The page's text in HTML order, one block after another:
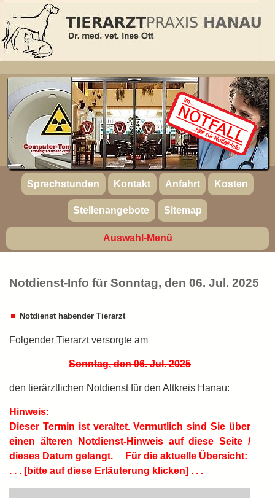
Sprechstunden Kontakt Anfahrt Kosten
Stellenangebote Sitemap
Auswahl-Menü
Notdienst-Info für Sonntag, den 06. Jul. 2025
Notdienst habender Tierarzt
Folgender Tierarzt versorgte am
Sonntag, den 06. Jul. 2025
den tierärztlichen Notdienst für den Altkreis Hanau:
Hinweis:
Dieser Termin ist veraltet.Vermutlich sind Sie über
einen älteren Notdienst-Hinweis auf diese Seite /
dieses Datum gelangt.
Für die aktuelle Übersicht:
. . . [bitte auf diese Erläuterung klicken] . . .